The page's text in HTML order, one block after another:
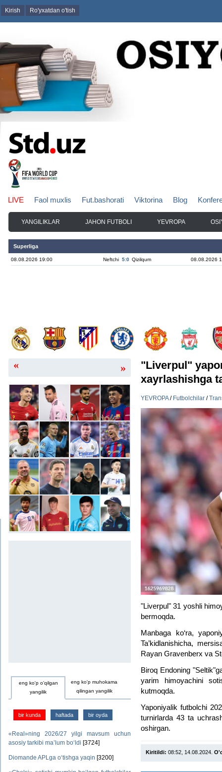
Kirish Ro'yxatdan o'tish
LIVE Faol muxlis Fut.bashorati Viktorina Blog
YANGILIKLAR JAHON FUTBOLI YEVROPA
Superliga
08.08.2026 19:00 Neftchi 5:0 Qizilqum 08.08.2026
« »
eng ko'p o'qilgan
yangilik
eng ko'p muhokama
qilingan yangilik
bir kunda haftada bir oyda
«Real»ning 2026/27 yilgi mavsum uchun
asosiy tarkibi ma’lum bo‘ldi [3724]
Diomande APLga o‘tishga yaqin [3200]
"Liverpul"
xayrlashishga
YEVROPA/ Futbolchilar /
"Liverpul" 31 yoshli
bermoqda.
Manbaga ko‘ra,
Ta’kidlanishicha,
Rayan Gravenberx va
Biroq Endoning
yarim himoyachini
kutmoqda.
Yaponiyalik futbolchi
turnirlarda 43 ta
oshirgan.
Kiritildi: 08:52, 14.08.2024.